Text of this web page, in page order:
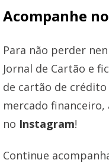
Acompanhe
Para não perder
Jornal de Cartão e
de cartão de
mercado
no Instagram!
Continue